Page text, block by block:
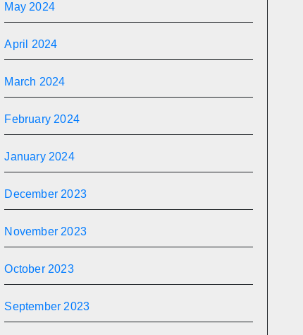
May 2024
April 2024
March 2024
February 2024
January 2024
December 2023
November 2023
October 2023
September 2023